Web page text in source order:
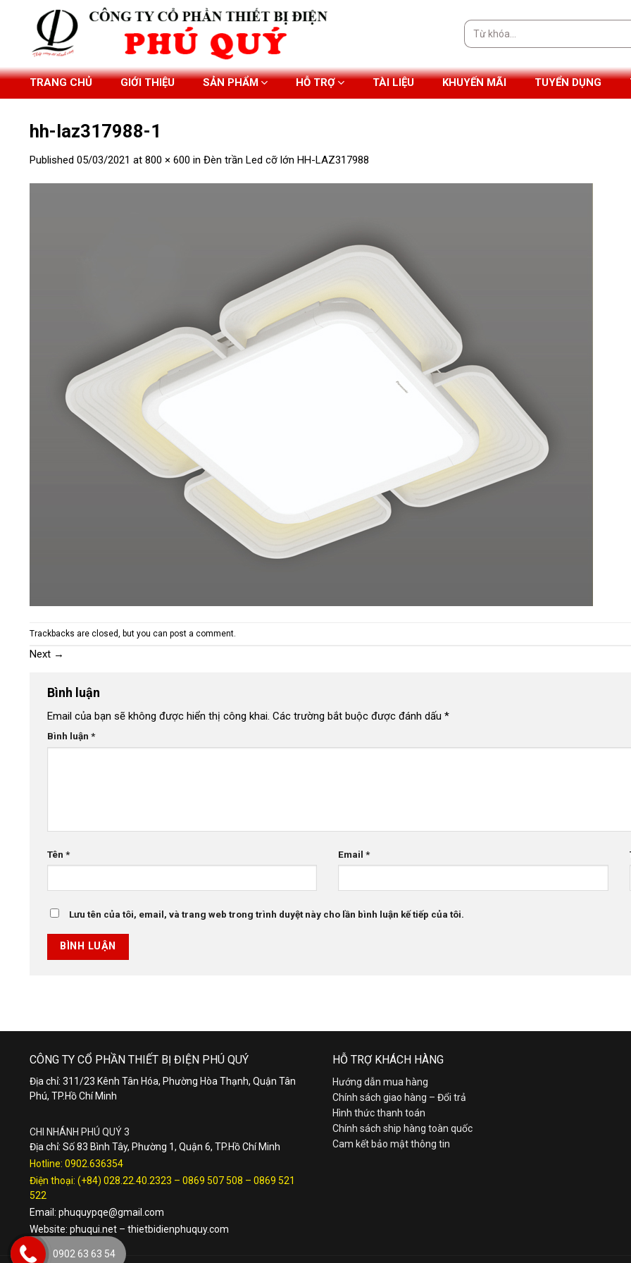
Tìm
kiếm:
TRANG CHỦ GIỚI THIỆU SẢN PHẨM HỖ TRỢ TÀI LIỆU KHUYẾN MÃI TUYỂN DỤNG
hh-laz317988-1
Published 05/03/2021 at 800 × 600 in Đèn trần Led cỡ lớn HH-LAZ317988
Trackbacks are closed, but you can post a comment
Next →
Bình luận
Email của bạn sẽ không được hiển thị công khai. Các trường bắt buộc được đánh dấu *
Bình luận *
Tên * Email*
Lưu tên của tôi, email, và trang web trong trình duyệt này cho lần bình luận kế tiếp của tôi.
CÔNG TY CỔ PHẦN THIẾT BỊ ĐIỆN PHÚ QUÝ
Địa chỉ: 311/23 Kênh Tân Hóa, Phường Hòa Thạnh, Quận Tân
Phú, TP.Hồ Chí Minh
CHI NHÁNH PHÚ QUÝ 3
Địa chỉ: Số 83 Bình Tây, Phường 1, Quận 6, TP.Hồ Chí Minh
Hotline: 0902.636354
Điện thoại: (+84) 028.22.40.2323 – 0869 507 508 – 0869 521
522
Email: phuquypqe@gmail.com
Website: phuqui.net – thietbidienphuquy.com
HỖ TRỢ KHÁCH HÀNG
Hướng dẫn mua hàng
Chính sách giao hàng – Đổi trả
Hình thức thanh toán
Chính sách ship hàng toàn quốc
Cam kết bảo mật thông tin
0902 63 63 54